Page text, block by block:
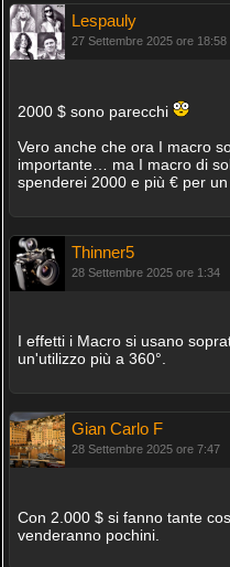
Lespauly
27 Settembre 2025 ore 18:58
2000 $ sono parecchi
Vero anche che ora I macro
importante… ma I macro di
spenderei 2000 e più € per un
Thinner5
28 Settembre 2025 ore 1:34
I effetti i Macro si usano
un'utilizzo più a 360°.
Gian Carlo F
28 Settembre 2025 ore 7:47
Con 2.000 $ si fanno tante
venderanno pochini.